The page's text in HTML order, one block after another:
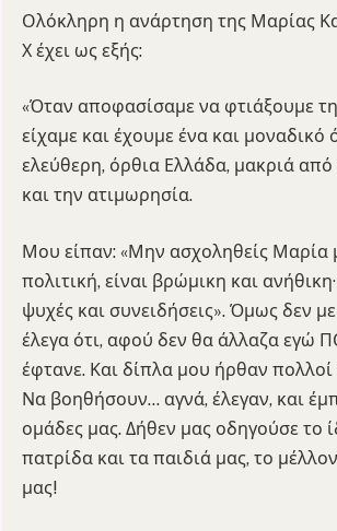
Ολόκληρη η ανάρτηση της Μαρίας
Χ έχει ως εξής:
«Όταν αποφασίσαμε να φτιάξουμε
είχαμε και έχουμε ένα και μοναδικό
ελεύθερη, όρθια Ελλάδα, μακριά
και την ατιμωρησία.
Μου είπαν: «Μην ασχοληθείς Μαρία
πολιτική, είναι βρώμικη και
ψυχές και συνειδήσεις». Όμως δεν
έλεγα ότι, αφού δεν θα άλλαζα εγώ
έφτανε. Και δίπλα μου ήρθαν πολλοί
Να βοηθήσουν… αγνά, έλεγαν, και
ομάδες μας. Δήθεν μας οδηγούσε το
πατρίδα και τα παιδιά μας, το
μας!